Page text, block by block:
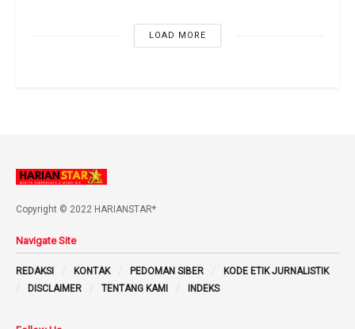
LOAD MORE
Copyright © 2022 HARIANSTAR*
Navigate Site
REDAKSI KONTAK PEDOMAN SIBER
KODE ETIK JURNALISTIK
DISCLAIMER
TENTANG KAMI INDEKS